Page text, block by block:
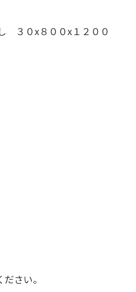
３０x８００x１２００
さい。